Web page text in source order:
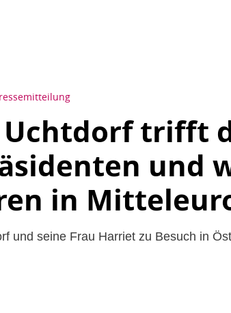
Uchtdorf trifft
und
in
und seine Frau Harriet zu Besuch in